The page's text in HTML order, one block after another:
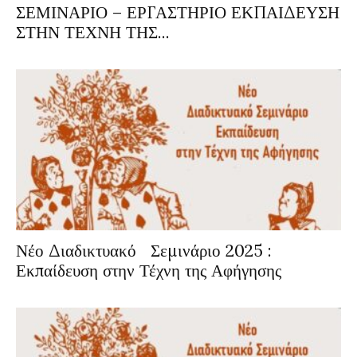
ΣΕΜΙΝΑΡΙΟ – ΕΡΓΑΣΤΗΡΙΟ ΕΚΠΑΙΔΕΥΣΗ
ΣΤΗΝ ΤΕΧΝΗ ΤΗΣ...
Νέο Διαδικτυακό Σεμινάριο 2025 :
Εκπαίδευση στην Τέχνη της Αφήγησης